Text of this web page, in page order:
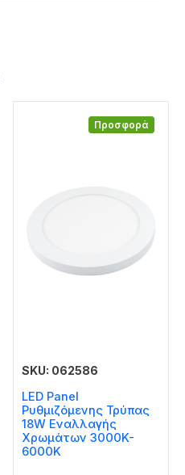
Προσφορά
SKU: 062586
LED Panel
Ρυθμιζόμενης Τρύπας
18W Εναλλαγής
Χρωμάτων 3000K-
6000K